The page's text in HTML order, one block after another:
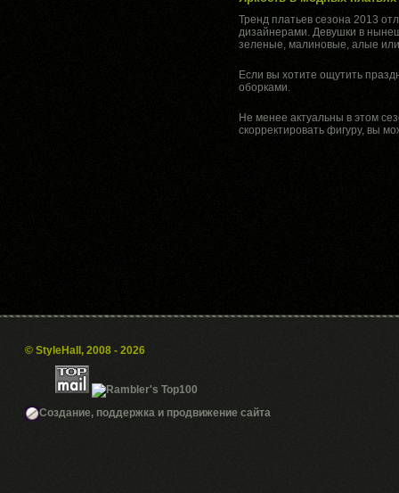
Тренд платьев сезона 2013
дизайнерами. Девушки в
зеленые, малиновые, алые
Если вы хотите ощутить
оборками.
Не менее актуальны в этом
скорректировать фигуру, вы
© StyleHall, 2008 - 2026
Создание, поддержка и продвижение сайта